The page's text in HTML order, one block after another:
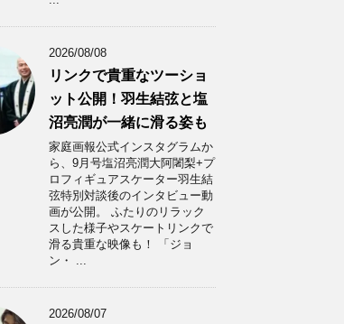
2026/08/08
リンクで貴重なツーショ
ット公開！羽生結弦と塩
沼亮潤が一緒に滑る姿も
家庭画報公式インスタグラムか
ら、9月号塩沼亮潤大阿闍梨+プ
ロフィギュアスケーター羽生結
弦特別対談後のインタビュー動
画が公開。 ふたりのリラック
スした様子やスケートリンクで
滑る貴重な映像も！ 「ジョ
ン・ ...
2026/08/07